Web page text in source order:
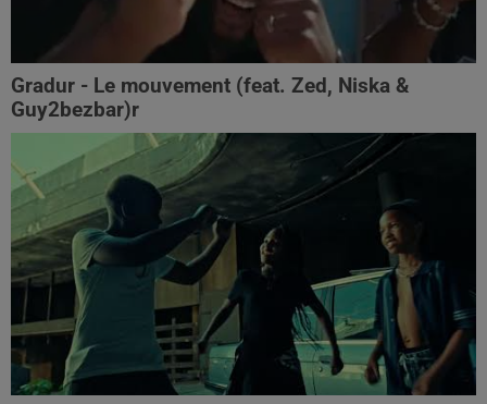
Gradur - Le mouvement (feat. Zed, Niska &
Guy2bezbar)r